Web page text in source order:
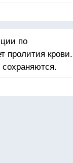
по
пролития крови.